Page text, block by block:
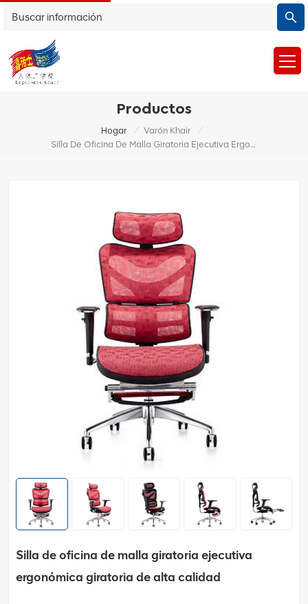
Productos
Hogar / Varón Khair
/
Silla De Oficina De Malla Giratoria Ejecutiva Ergonómica Giratoria De Alta Calidad
Silla de oficina de malla giratoria ejecutiva
ergonómica giratoria de alta calidad